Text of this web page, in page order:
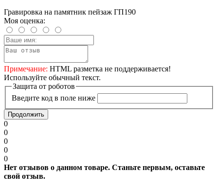
Гравировка на памятник пейзаж ГП190
Моя оценка:
Примечание: HTML разметка не поддерживается!
Используйте обычный текст.
Защита от роботов
Введите код в поле ниже
Продолжить
0
0
0
0
0
Нет отзывов о данном товаре. Станьте первым, оставьте
свой отзыв.